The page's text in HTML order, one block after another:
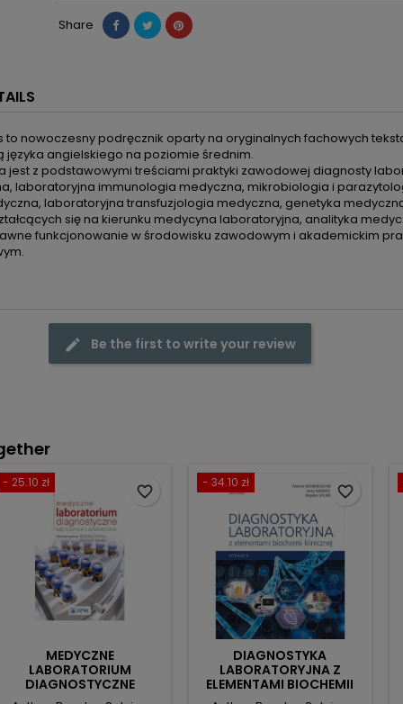
Share
to nowoczesny podręcznik oparty na oryginalnych fachowych
angielskiego na poziomie średnim.
jest z podstawowymi treściami praktyki zawodowej diagnosty
laboratoryjna immunologia medyczna, mikrobiologia i
laboratoryjna transfuzjologia medyczna, genetyka
się na kierunku medycyna laboratoryjna, analityka
funkcjonowanie w środowisku zawodowym i akademickim
Be the first to write your review
- 25.10 zł
MEDYCZNE
LABORATORIUM
DIAGNOSTYCZNE
favorite_border
- 34.10 zł
DIAGNOSTYKA
LABORATORYJNA Z
ELEMENTAMI BIOCHEMII
KLINICZNEJ
favorite_border